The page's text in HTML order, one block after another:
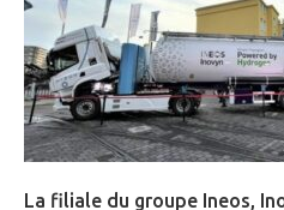
La filiale du groupe Ineos,